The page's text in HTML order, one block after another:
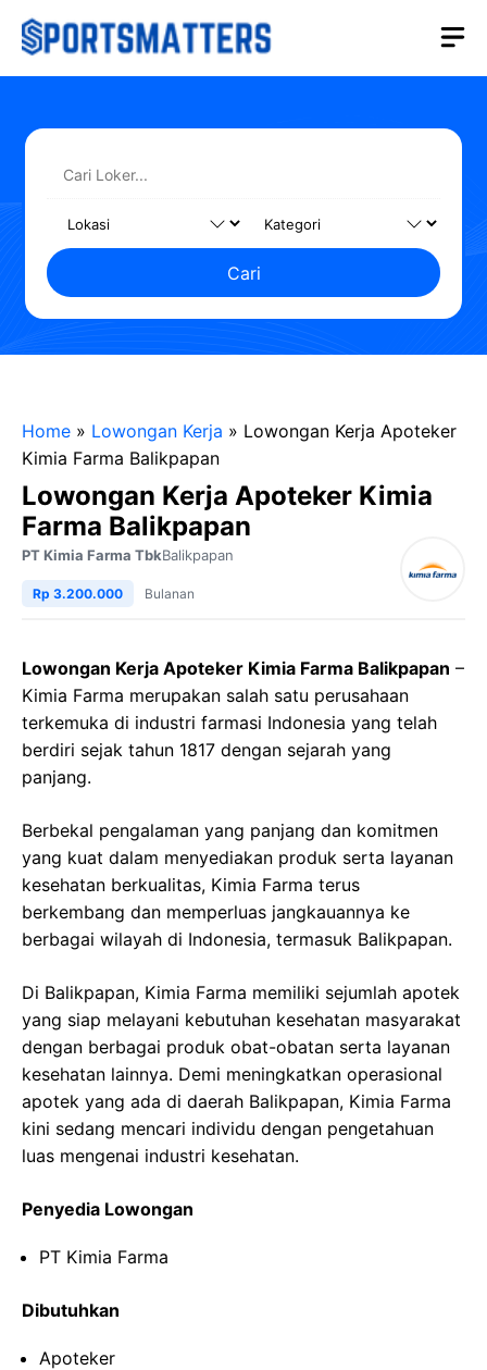
Langsung
Cari
Home » Lowongan Kerja » Lowongan Kerja Apoteker
Kimia Farma Balikpapan
Lowongan Kerja Apoteker Kimia
Farma Balikpapan
PT Kimia Farma TbkBalikpapan
Rp 3.200.000 Bulanan
Lowongan Kerja Apoteker Kimia Farma Balikpapan –
Kimia Farma merupakan salah satu perusahaan
terkemuka di industri farmasi Indonesia yang telah
berdiri sejak tahun 1817 dengan sejarah yang
panjang.
Berbekal pengalaman yang panjang dan komitmen
yang kuat dalam menyediakan produk serta layanan
kesehatan berkualitas, Kimia Farma terus
berkembang dan memperluas jangkauannya ke
berbagai wilayah di Indonesia, termasuk Balikpapan.
Di Balikpapan, Kimia Farma memiliki sejumlah apotek
yang siap melayani kebutuhan kesehatan masyarakat
dengan berbagai produk obat-obatan serta layanan
kesehatan lainnya. Demi meningkatkan operasional
apotek yang ada di daerah Balikpapan, Kimia Farma
kini sedang mencari individu dengan pengetahuan
luas mengenai industri kesehatan.
Penyedia Lowongan
PT Kimia Farma
Dibutuhkan
Apoteker